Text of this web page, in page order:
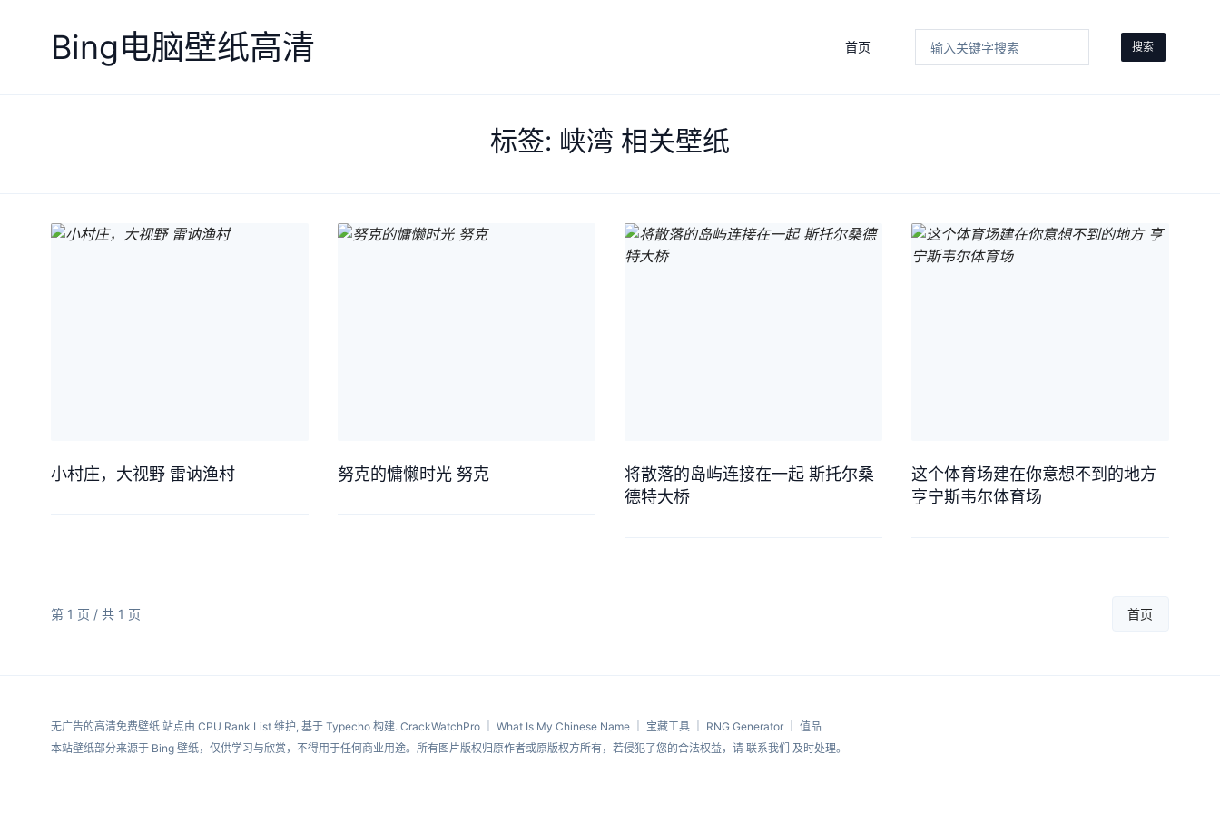
Bing电脑壁纸高清 首页 搜索
标签: 峡湾 相关壁纸
小村庄，大视野 雷讷渔村 努克的慵懒时光 努克
将散落的岛屿连接在一起 斯托尔桑
德特大桥
这个体育场建在你意想不到的地方
亨宁斯韦尔体育场
第 1 页 / 共 1 页 首页
无广告的高清免费壁纸 站点由 CPU Rank List 维护, 基于 Typecho 构建. CrackWatchPro What Is My Chinese Name 宝藏工具 RNG Generator
值品
本站壁纸部分来源于 Bing 壁纸，仅供学习与欣赏，不得用于任何商业用途。所有图片版权归原作者或原版权方所有，若侵犯了您的合法权益，请 联系我们 及时处理。